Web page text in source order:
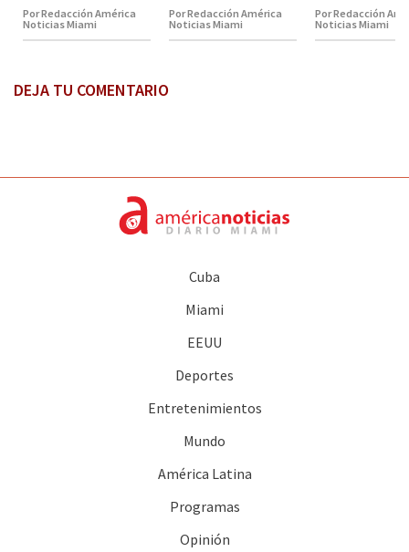
Por Redacción América
Noticias Miami
Por Redacción América
Noticias Miami
Por Redacción
Noticias Miami
DEJA TU COMENTARIO
Cuba
Miami
EEUU
Deportes
Entretenimientos
Mundo
América Latina
Programas
Opinión